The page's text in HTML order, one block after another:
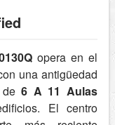
opera en el
una antigüedad
de6 A 11 Aulas
El centro